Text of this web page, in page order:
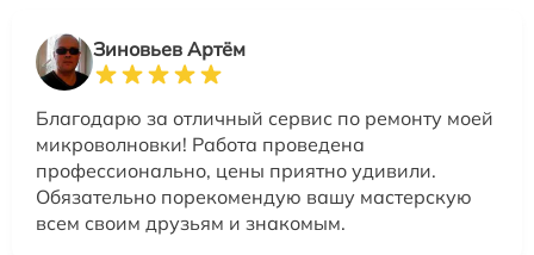
Зиновьев Артём
Благодарю за отличный сервис по ремонту моей
микроволновки! Работа проведена
профессионально, цены приятно удивили.
Обязательно порекомендую вашу мастерскую
всем своим друзьям и знакомым.